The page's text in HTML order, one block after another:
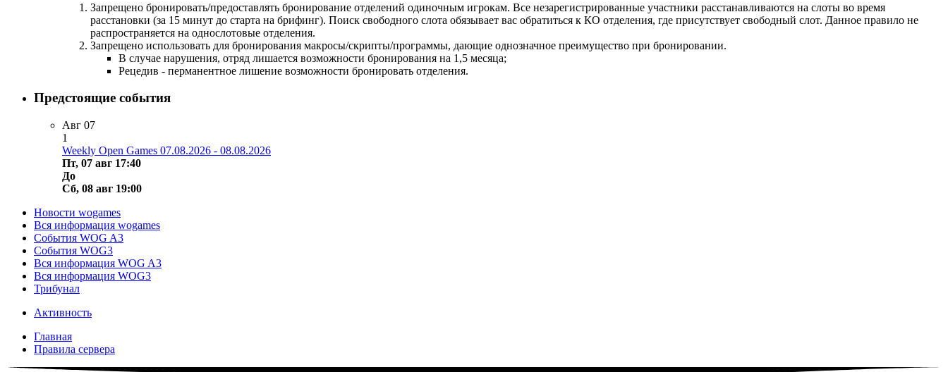
Запрещено бронировать/предоставлять бронирование отделений одиночным игрокам. Все незарегистрированные участники расстанавливаются на слоты во время
расстановки (за 15 минут до старта на брифинг). Поиск свободного слота обязывает вас обратиться к КО отделения, где присутствует свободный слот. Данное правило не
распространяется на однослотовые отделения.
Запрещено использовать для бронирования макросы/скрипты/программы, дающие однозначное преимущество при бронировании.
В случае нарушения, отряд лишается возможности бронирования на 1,5 месяца;
Рецедив - перманентное лишение возможности бронировать отделения.
Предстоящие события
Авг 07
1
Weekly Open Games 07.08.2026 - 08.08.2026
Пт, 07 авг 17:40
До
Сб, 08 авг 19:00
Новости wogames
Вся информация wogames
События WOG A3
События WOG3
Вся информация WOG A3
Вся информация WOG3
Трибунал
Активность
Главная
Правила сервера